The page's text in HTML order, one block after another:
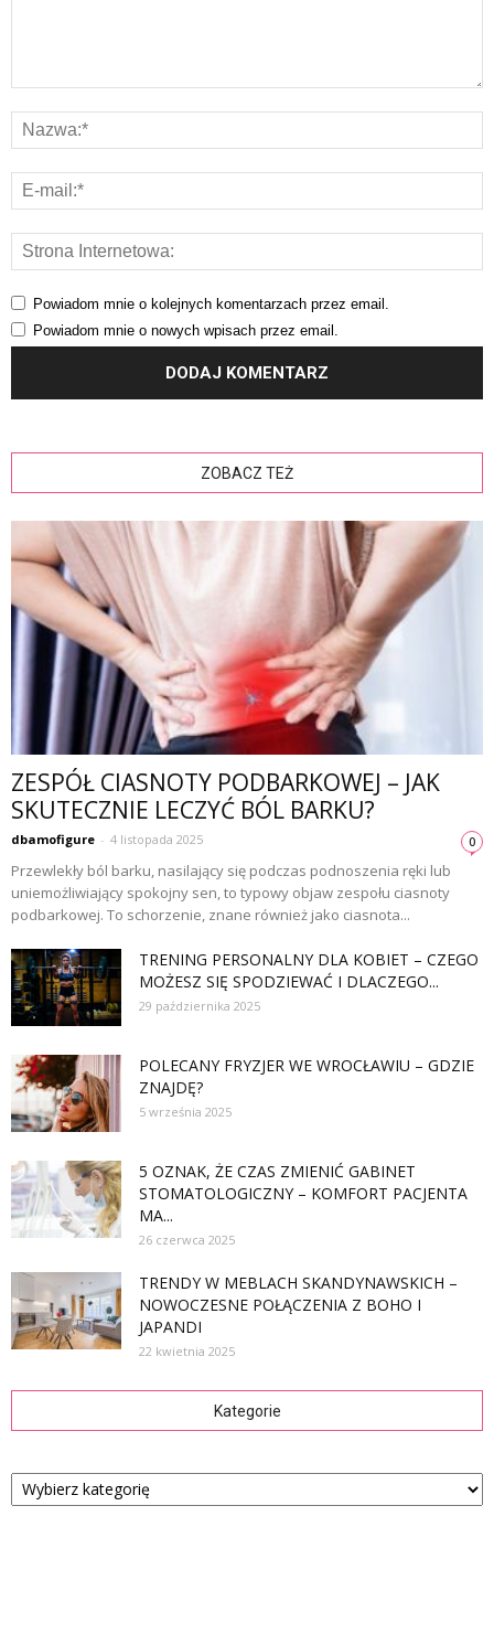
Powiadom mnie o kolejnych komentarzach przez email.
Powiadom mnie o nowych wpisach przez email.
ZOBACZ TEŻ
ZESPÓŁ CIASNOTY PODBARKOWEJ – JAK
SKUTECZNIE LECZYĆ BÓL BARKU?
dbamofigure - 4 listopada 2025 0
Przewlekły ból barku, nasilający się podczas podnoszenia ręki lub
uniemożliwiający spokojny sen, to typowy objaw zespołu ciasnoty
podbarkowej. To schorzenie, znane również jako ciasnota...
TRENING PERSONALNY DLA KOBIET – CZEGO
MOŻESZ SIĘ SPODZIEWAĆ I DLACZEGO...
29 października 2025
POLECANY FRYZJER WE WROCŁAWIU – GDZIE
ZNAJDĘ?
5 września 2025
5 OZNAK, ŻE CZAS ZMIENIĆ GABINET
STOMATOLOGICZNY – KOMFORT PACJENTA
MA...
26 czerwca 2025
TRENDY W MEBLACH SKANDYNAWSKICH –
NOWOCZESNE POŁĄCZENIA Z BOHO I
JAPANDI
22 kwietnia 2025
Kategorie
Kategorie